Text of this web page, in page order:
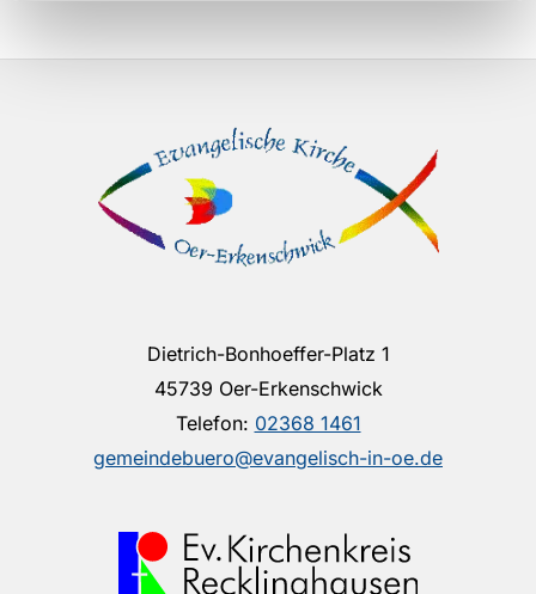
Dietrich-Bonhoeffer-Platz 1
45739 Oer-Erkenschwick
Telefon: 02368 1461
gemeindebuero@evangelisch-in-oe.de